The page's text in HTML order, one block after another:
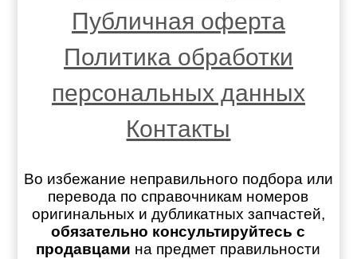
Публичная оферта
Политика обработки
персональных данных
Контакты
Во избежание неправильного подбора или
перевода по справочникам номеров
оригинальных и дубликатных запчастей,
обязательно консультируйтесь с
продавцами на предмет правильности